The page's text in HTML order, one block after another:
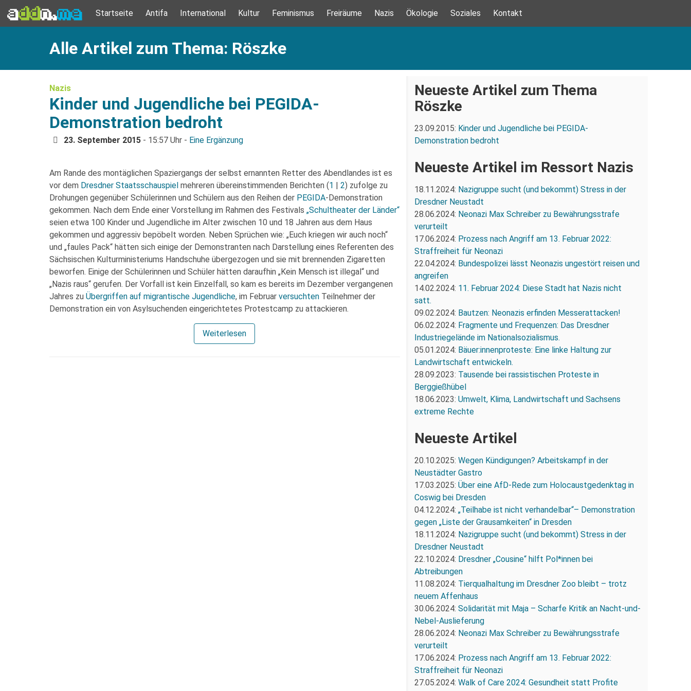
Startseite Antifa International Kultur Feminismus Freiräume Nazis Ökologie Soziales Kontakt
Alle Artikel zum Thema: Röszke
Nazis
Kinder und Jugendliche bei PEGIDA-
Demonstration bedroht
23. September 2015 - 15:57 Uhr - Eine Ergänzung
Am Rande des montäglichen Spaziergangs der selbst ernannten Retter des Abendlandes ist es
vor dem Dresdner Staatsschauspiel mehreren übereinstimmenden Berichten (1 | 2) zufolge zu
Drohungen gegenüber Schülerinnen und Schülern aus den Reihen der PEGIDA-Demonstration
gekommen. Nach dem Ende einer Vorstellung im Rahmen des Festivals „Schultheater der Länder“
seien etwa 100 Kinder und Jugendliche im Alter zwischen 10 und 18 Jahren aus dem Haus
gekommen und aggressiv bepöbelt worden. Neben Sprüchen wie: „Euch kriegen wir auch noch“
und „faules Pack“ hätten sich einige der Demonstranten nach Darstellung eines Referenten des
Sächsischen Kulturministeriums Handschuhe übergezogen und sie mit brennenden Zigaretten
beworfen. Einige der Schülerinnen und Schüler hätten daraufhin „Kein Mensch ist illegal“ und
„Nazis raus“ gerufen. Der Vorfall ist kein Einzelfall, so kam es bereits im Dezember vergangenen
Jahres zu Übergriffen auf migrantische Jugendliche, im Februar versuchten Teilnehmer der
Demonstration ein von Asylsuchenden eingerichtetes Protestcamp zu attackieren.
Weiterlesen
Neueste Artikel zum Thema
Röszke
23.09.2015: Kinder und Jugendliche bei PEGIDA-
Demonstration bedroht
Neueste Artikel im Ressort Nazis
18.11.2024: Nazigruppe sucht (und bekommt) Stress in der
Dresdner Neustadt
28.06.2024: Neonazi Max Schreiber zu Bewährungsstrafe
verurteilt
17.06.2024: Prozess nach Angriff am 13. Februar 2022:
Straffreiheit für Neonazi
22.04.2024: Bundespolizei lässt Neonazis ungestört reisen und
angreifen
14.02.2024: 11. Februar 2024: Diese Stadt hat Nazis nicht
satt.
09.02.2024: Bautzen: Neonazis erfinden Messerattacken!
06.02.2024: Fragmente und Frequenzen: Das Dresdner
Industriegelände im Nationalsozialismus.
05.01.2024: Bäuer:innenproteste: Eine linke Haltung zur
Landwirtschaft entwickeln.
28.09.2023: Tausende bei rassistischen Proteste in
Berggießhübel
18.06.2023: Umwelt, Klima, Landwirtschaft und Sachsens
extreme Rechte
Neueste Artikel
20.10.2025: Wegen Kündigungen? Arbeitskampf in der
Neustädter Gastro
17.03.2025: Über eine AfD-Rede zum Holocaustgedenktag in
Coswig bei Dresden
04.12.2024: „Teilhabe ist nicht verhandelbar“– Demonstration
gegen „Liste der Grausamkeiten“ in Dresden
18.11.2024: Nazigruppe sucht (und bekommt) Stress in der
Dresdner Neustadt
22.10.2024: Dresdner „Cousine“ hilft Pol*innen bei
Abtreibungen
11.08.2024: Tierqualhaltung im Dresdner Zoo bleibt – trotz
neuem Affenhaus
30.06.2024: Solidarität mit Maja – Scharfe Kritik an Nacht-und-
Nebel-Auslieferung
28.06.2024: Neonazi Max Schreiber zu Bewährungsstrafe
verurteilt
17.06.2024: Prozess nach Angriff am 13. Februar 2022:
Straffreiheit für Neonazi
27.05.2024: Walk of Care 2024: Gesundheit statt Profite